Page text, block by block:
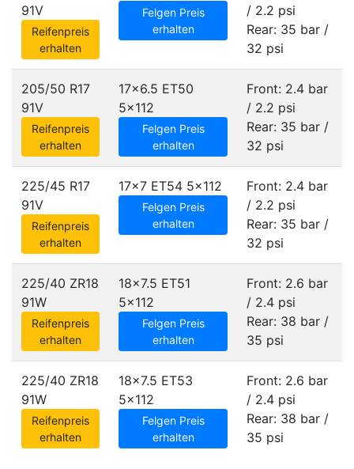
91V
Reifenpreis
erhalten
Felgen Preis
erhalten
/ 2.2 psi
Rear: 35 bar /
32 psi
205/50 R17
91V
Reifenpreis
erhalten
17x6.5 ET50
5x112
Felgen Preis
erhalten
Front: 2.4 bar
/ 2.2 psi
Rear: 35 bar /
32 psi
225/45 R17
91V
Reifenpreis
erhalten
17x7 ET54 5x112
Felgen Preis
erhalten
Front: 2.4 bar
/ 2.2 psi
Rear: 35 bar /
32 psi
225/40 ZR18
91W
Reifenpreis
erhalten
18x7.5 ET51
5x112
Felgen Preis
erhalten
Front: 2.6 bar
/ 2.4 psi
Rear: 38 bar /
35 psi
225/40 ZR18
91W
Reifenpreis
erhalten
18x7.5 ET53
5x112
Felgen Preis
erhalten
Front: 2.6 bar
/ 2.4 psi
Rear: 38 bar /
35 psi